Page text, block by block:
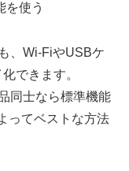
を使う
、Wi-FiやUSBケ
できます。
同士なら標準機能
ってベストな方法